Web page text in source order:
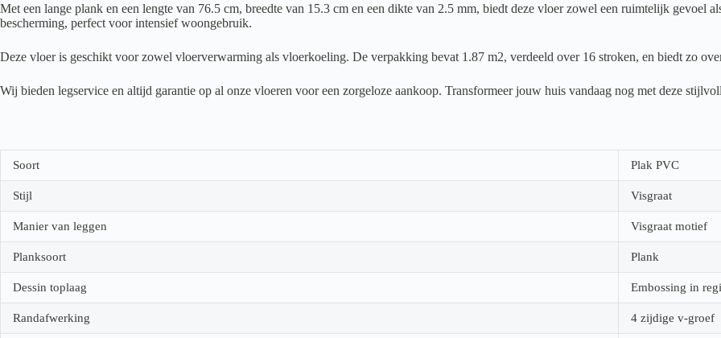
Met een lange plank en een lengte van 76.5 cm, breedte van 15.3 cm en een dikte van 2.5 mm, biedt deze vloer zowel een ruimtelijk gevoel
bescherming, perfect voor intensief woongebruik.
Deze vloer is geschikt voor zowel vloerverwarming als vloerkoeling. De verpakking bevat 1.87 m2, verdeeld over 16 stroken, en biedt zo
Wij bieden legservice en altijd garantie op al onze vloeren voor een zorgeloze aankoop. Transformeer jouw huis vandaag nog met deze
Soort Plak PVC
Stijl Visgraat
Manier van leggen Visgraat motief
Planksoort Plank
Dessin toplaag Embossing in
Randafwerking 4 zijdige v-groef